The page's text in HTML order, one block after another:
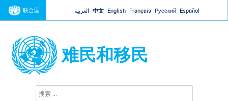
Jump to navigation
联合国 العربية 中文 English Français Русский Español
难民和移民
搜
索